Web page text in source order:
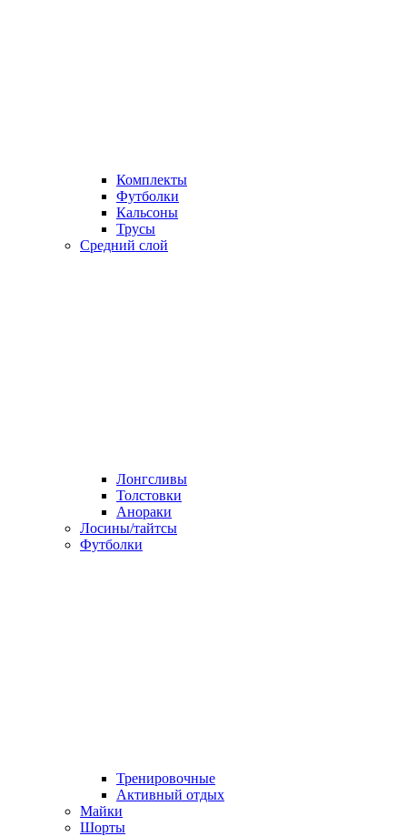
Комплекты
Футболки
Кальсоны
Трусы
Средний слой
Лонгсливы
Толстовки
Анораки
Лосины/тайтсы
Футболки
Тренировочные
Активный отдых
Майки
Шорты